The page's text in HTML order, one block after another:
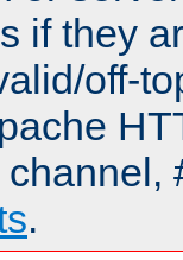
if they
off-
.